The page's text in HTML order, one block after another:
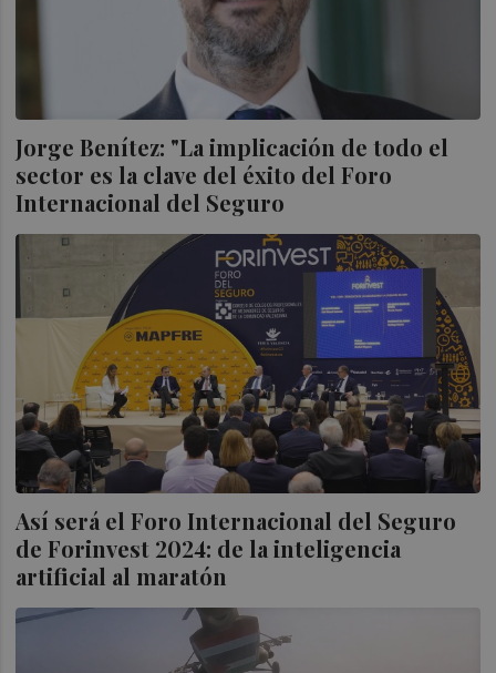
Jorge Benítez: "La implicación de todo el
sector es la clave del éxito del Foro
Internacional del Seguro
Así será el Foro Internacional del Seguro
de Forinvest 2024: de la inteligencia
artificial al maratón